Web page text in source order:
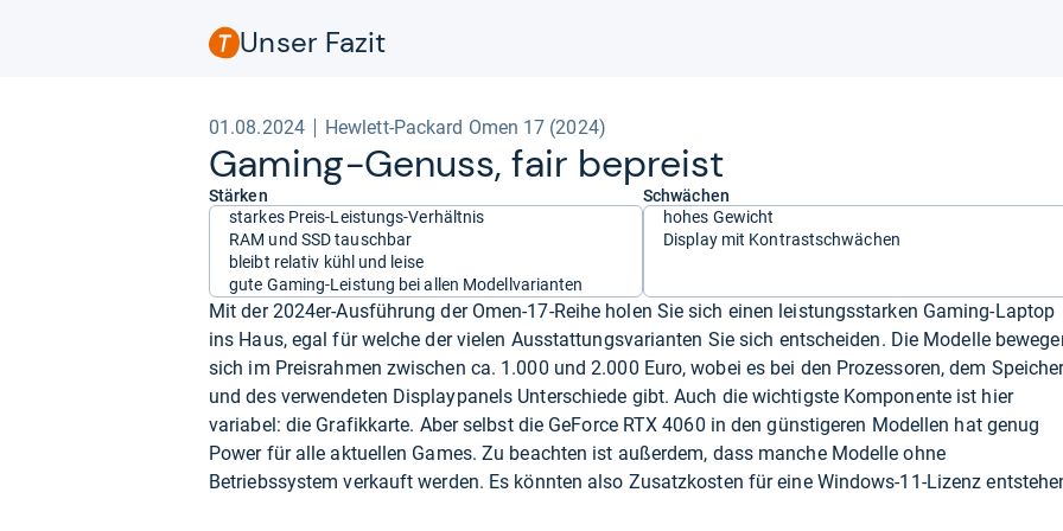
Unser Fazit
01.08.2024 Hewlett-Packard Omen 17 (2024)
Gaming-​Genuss, fair bepreist
Stärken
starkes Preis-Leistungs-Verhältnis
RAM und SSD tauschbar
bleibt relativ kühl und leise
gute Gaming-Leistung bei allen Modellvarianten
Schwächen
hohes Gewicht
Display mit Kontrastschwächen
Mit der 2024er-Ausführung der Omen-17-Reihe holen Sie sich einen leistungsstarken Gaming-Laptop
ins Haus, egal für welche der vielen Ausstattungsvarianten Sie sich entscheiden. Die Modelle
sich im Preisrahmen zwischen ca. 1.000 und 2.000 Euro, wobei es bei den Prozessoren, dem
und des verwendeten Displaypanels Unterschiede gibt. Auch die wichtigste Komponente ist hier
variabel: die Grafikkarte. Aber selbst die GeForce RTX 4060 in den günstigeren Modellen hat genug
Power für alle aktuellen Games. Zu beachten ist außerdem, dass manche Modelle ohne
Betriebssystem verkauft werden. Es könnten also Zusatzkosten für eine Windows-11-Lizenz